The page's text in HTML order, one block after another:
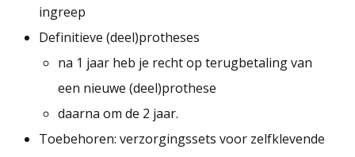
ingreep
Definitieve (deel)protheses
na 1 jaar heb je recht op terugbetaling van
een nieuwe (deel)prothese
daarna om de 2 jaar.
Toebehoren: verzorgingssets voor zelfklevende